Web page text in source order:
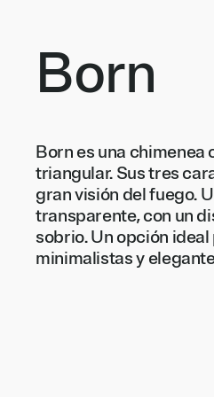
Born
Born es una chimenea
triangular. Sus tres
gran visión del fuego.
transparente, con un
sobrio. Un opción
minimalistas y